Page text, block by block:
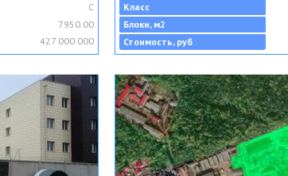
C
7950.00
427 000 000
Класс
Блоки, м2
Стоимость, руб